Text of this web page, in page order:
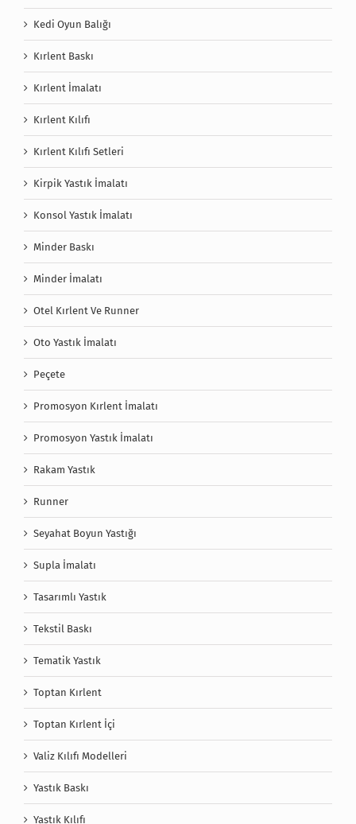
Kedi Oyun Balığı
Kırlent Baskı
Kırlent İmalatı
Kırlent Kılıfı
Kırlent Kılıfı Setleri
Kirpik Yastık İmalatı
Konsol Yastık İmalatı
Minder Baskı
Minder İmalatı
Otel Kırlent Ve Runner
Oto Yastık İmalatı
Peçete
Promosyon Kırlent İmalatı
Promosyon Yastık İmalatı
Rakam Yastık
Runner
Seyahat Boyun Yastığı
Supla İmalatı
Tasarımlı Yastık
Tekstil Baskı
Tematik Yastık
Toptan Kırlent
Toptan Kırlent İçi
Valiz Kılıfı Modelleri
Yastık Baskı
Yastık Kılıfı